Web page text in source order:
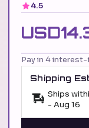
4.5
Pay in 4
Shipping
Ships
- Aug 16